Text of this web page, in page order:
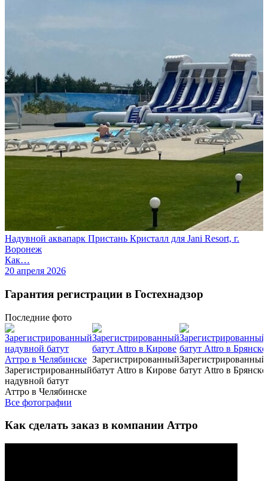
Надувной аквапарк Пристань Кристалл для Jani Resort, г.
Воронеж
Как…
20 апреля 2026
Гарантия регистрации в Гостехнадзор
Последние фото
Зарегистрированный
надувной батут
Аттро в Челябинске
Зарегистрированный
батут Attro в Кирове
Зарегистрированный
батут Attro в Брянске
Все фотографии
Как сделать заказ в компании Аттро